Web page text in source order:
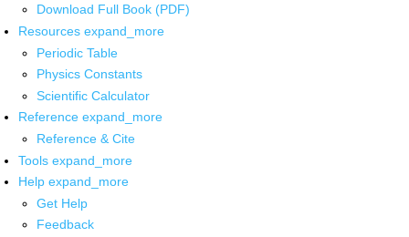
Download Full Book (PDF)
Resources expand_more
Periodic Table
Physics Constants
Scientific Calculator
Reference expand_more
Reference & Cite
Tools expand_more
Help expand_more
Get Help
Feedback